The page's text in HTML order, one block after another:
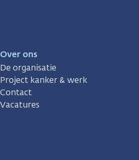
Over ons
De organisatie
Project kanker & werk
Contact
Vacatures